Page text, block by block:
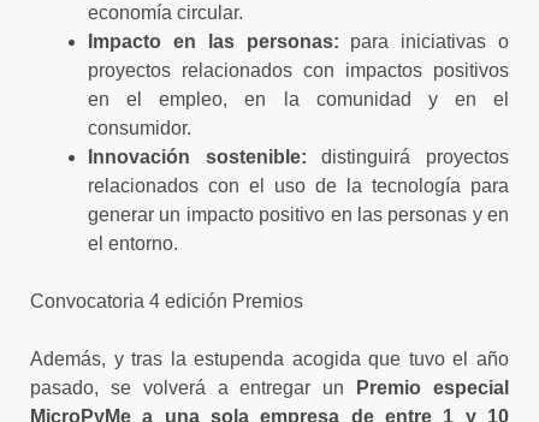
economía circular.
Impacto en las personas: para iniciativas o
proyectos relacionados con impactos positivos
en el empleo, en la comunidad y en el
consumidor.
Innovación sostenible: distinguirá proyectos
relacionados con el uso de la tecnología para
generar un impacto positivo en las personas y en
el entorno.
Convocatoria 4 edición Premios
Además, y tras la estupenda acogida que tuvo el año
pasado, se volverá a entregar un
Premio especial
MicroPyMe a una sola empresa de entre 1 y 10